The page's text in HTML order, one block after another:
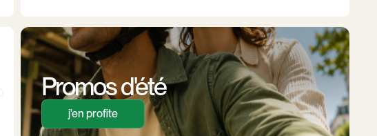
Promos d'été
j'en profite